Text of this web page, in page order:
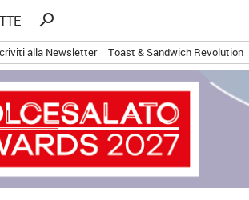
Ricerca
search
alla Newsletter Toast & Sandwich Revolution